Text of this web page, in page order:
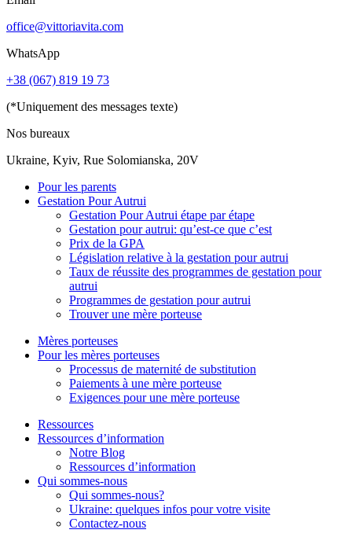
office@vittoriavita.com
WhatsApp
+38 (067) 819 19 73
(*Uniquement des messages texte)
Nos bureaux
Ukraine, Kyiv, Rue Solomianska, 20V
Pour les parents
Gestation Pour Autrui
Gestation Pour Autrui étape par étape
Gestation pour autrui: qu’est-ce que c’est
Prix de la GPA
Législation relative à la gestation pour autrui
Taux de réussite des programmes de gestation pour
autrui
Programmes de gestation pour autrui
Trouver une mère porteuse
Mères porteuses
Pour les mères porteuses
Processus de maternité de substitution
Paiements à une mère porteuse
Exigences pour une mère porteuse
Ressources
Ressources d’information
Notre Blog
Ressources d’information
Qui sommes-nous
Qui sommes-nous?
Ukraine: quelques infos pour votre visite
Contactez-nous